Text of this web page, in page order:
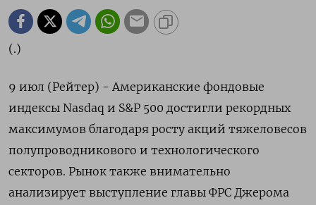
(.)
9 июл (Рейтер) - Американские фондовые
индексы Nasdaq и S&P 500 достигли рекордных
максимумов благодаря росту акций тяжеловесов
полупроводникового и технологического
секторов. Рынок также внимательно
анализирует выступление главы ФРС Джерома